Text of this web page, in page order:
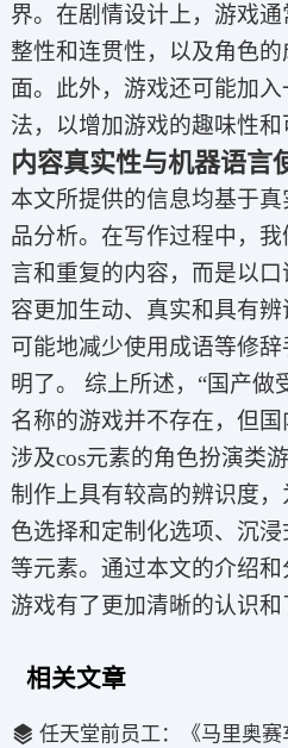
界。在剧情设计上，游戏
整性和连贯性，以及角色
面。此外，游戏还可能加
法，以增加游戏的趣味性和
内容真实性与机器语言
本文所提供的信息均基于
品分析。在写作过程中，
言和重复的内容，而是以
容更加生动、真实和具有
可能地减少使用成语等修
明了。 综上所述，“国产做
名称的游戏并不存在，但
涉及cos元素的角色扮演类
制作上具有较高的辨识度
色选择和定制化选项、沉
等元素。通过本文的介绍
游戏有了更加清晰的认识和
相关文章